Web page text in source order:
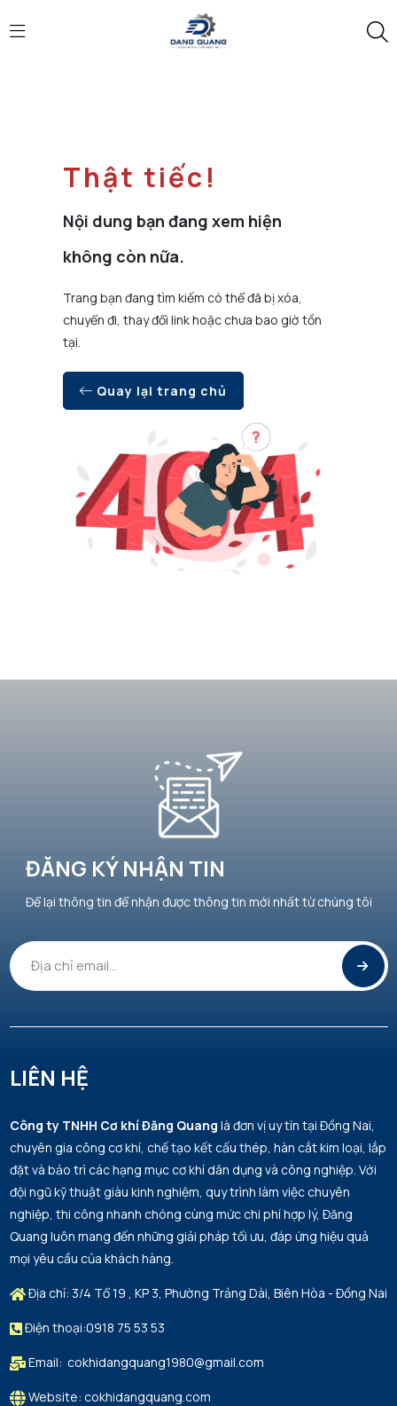
Thật tiếc!
Nội dung bạn đang xem hiện
không còn nữa.
Trang bạn đang tìm kiếm có thể đã bị xóa,
chuyển đi, thay đổi link hoặc chưa bao giờ tồn
tại.
Quay lại trang chủ
ĐĂNG KÝ NHẬN TIN
Để lại thông tin để nhận được thông tin mới nhất từ chúng tôi
LIÊN HỆ
Công ty TNHH Cơ khí Đăng Quang là đơn vị uy tín tại Đồng Nai,
chuyên gia công cơ khí, chế tạo kết cấu thép, hàn cắt kim loại, lắp
đặt và bảo trì các hạng mục cơ khí dân dụng và công nghiệp. Với
đội ngũ kỹ thuật giàu kinh nghiệm, quy trình làm việc chuyên
nghiệp, thi công nhanh chóng cùng mức chi phí hợp lý, Đăng
Quang luôn mang đến những giải pháp tối ưu, đáp ứng hiệu quả
mọi yêu cầu của khách hàng.
Địa chỉ: 3/4 Tổ 19 , KP 3, Phường Trảng Dài, Biên Hòa - Đồng Nai
Điện thoại:0918 75 53 53
Email: cokhidangquang1980@gmail.com
Website: cokhidangquang.com